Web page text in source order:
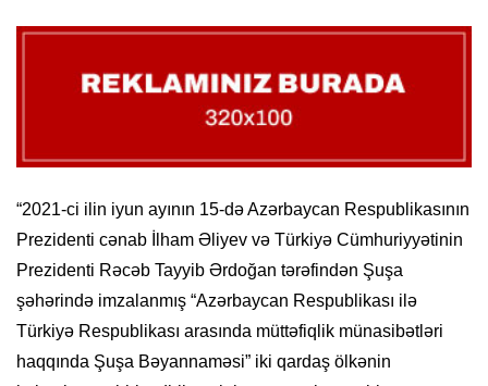
“2021-ci ilin iyun ayının 15-də Azərbaycan Respublikasının
Prezidenti cənab İlham Əliyev və Türkiyə Cümhuriyyətinin
Prezidenti Rəcəb Tayyib Ərdoğan tərəfindən Şuşa
şəhərində imzalanmış “Azərbaycan Respublikası ilə
Türkiyə Respublikası arasında müttəfiqlik münasibətləri
haqqında Şuşa Bəyannaməsi” iki qardaş ölkənin